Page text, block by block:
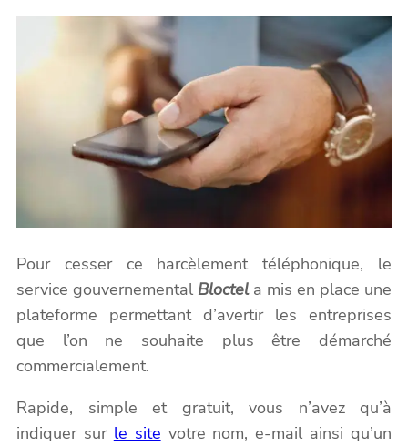
Pour cesser ce harcèlement téléphonique, le
service gouvernemental Bloctela mis en place une
plateforme permettant d’avertir les entreprises
que l’on ne souhaite plus être démarché
commercialement.
Rapide, simple et gratuit, vous n’avez qu’à
indiquer sur le site votre nom, e-mail ainsi qu’un